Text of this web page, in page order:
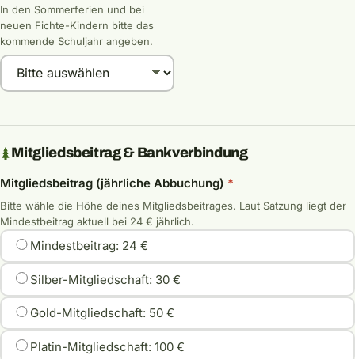
In den Sommerferien und bei
neuen Fichte-Kindern bitte das
kommende Schuljahr angeben.
Mitgliedsbeitrag & Bankverbindung
Mitgliedsbeitrag (jährliche Abbuchung) *
Bitte wähle die Höhe deines Mitgliedsbeitrages. Laut Satzung liegt der
Mindestbeitrag aktuell bei 24 € jährlich.
Mindestbeitrag: 24 €
Silber-Mitgliedschaft: 30 €
Gold-Mitgliedschaft: 50 €
Platin-Mitgliedschaft: 100 €